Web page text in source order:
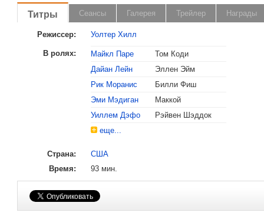
Титры Сеансы Галерея Трейлер Награды
Режиссер: Уолтер Хилл
В ролях: Майкл Паре
Том Коди
Дайан Лейн
Эллен Эйм
Рик Моранис
Билли Фиш
Эми Мэдиган
Маккой
Уиллем Дэфо
Рэйвен Шэддок
еще...
Страна:
США
Время:
93 мин.